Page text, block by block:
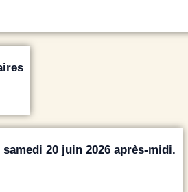
20 juin 2026 après-midi.